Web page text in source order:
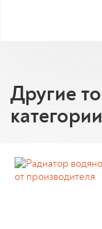
Другие
категории